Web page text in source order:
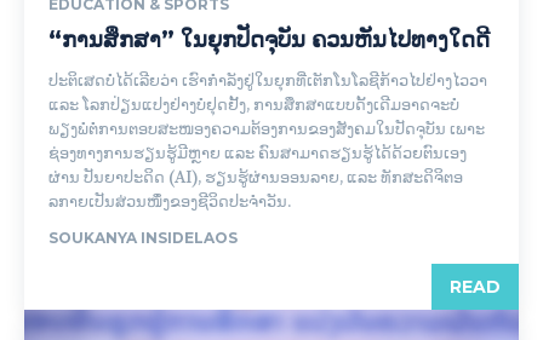
EDUCATION & SPORTS
“ການສຶກສາ” ໃນຍຸກປັດຈຸບັນ ຄວນຫັນໄປທາງໃດດີ
ປະຕິເສດບໍ່ໄດ້ເລີຍວ່າ ເຮົາກຳລັງຢູ່ໃນຍຸກທີ່ເຕັກໂນໂລຊີກ້າວໄປຢ່າງໄວວາ
ແລະ ໂລກປ່ຽນແປງຢ່າງບໍ່ຢຸດຢັ້ງ, ການສຶກສາແບບດັ້ງເດີມອາດຈະບໍ່
ພຽງພໍຕໍ່ການຕອບສະໜອງຄວາມຕ້ອງການຂອງສັງຄມໃນປັດຈຸບັນ ເພາະ
ຊ່ອງທາງການຮຽນຮູ້ມີຫຼາຍ ແລະ ຄົນສາມາດຮຽນຮູ້ໄດ້ດ້ວຍຕົນເອງ
ຜ່ານ ປັນຍາປະດິດ (AI), ຮຽນຮູ້ຜ່ານອອນລາຍ, ແລະ ທັກສະດິຈິຕອ
ລກາຍເປັນສ່ວນໜຶ່ງຂອງຊີວິດປະຈໍາວັນ.
SOUKANYA INSIDELAOS
READ